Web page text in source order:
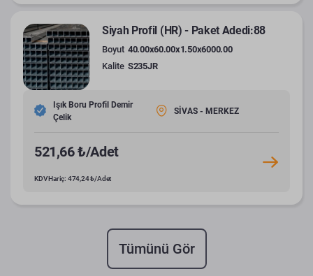
Siyah Profil (HR) - Paket Adedi:88
Boyut 40.00x60.00x1.50x6000.00
Kalite S235JR
Işık Boru Profil Demir
Çelik
SİVAS - MERKEZ
521,66 ₺/Adet
KDV Hariç: 474,24 ₺/Adet
Tümünü Gör